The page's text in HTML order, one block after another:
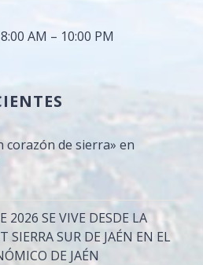
AM – 10:00 PM
corazón de sierra» en
2026 SE VIVE DESDE LA
SIERRA SUR DE JAÉN EN EL
DE JAÉN